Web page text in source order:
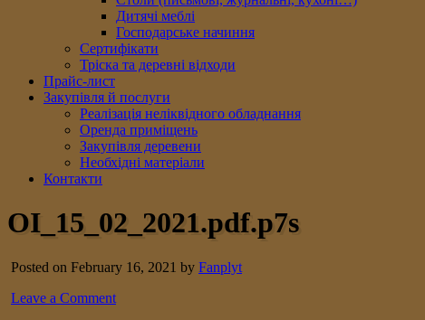
Дитячі меблі
Господарське начиння
Сертифікати
Тріска та деревні відходи
Прайс-лист
Закупівля й послуги
Реалізація неліквідного обладнання
Оренда приміщень
Закупівля деревени
Необхідні матеріали
Контакти
OI_15_02_2021.pdf.p7s
Posted on February 16, 2021 by Fanplyt
Leave a Comment